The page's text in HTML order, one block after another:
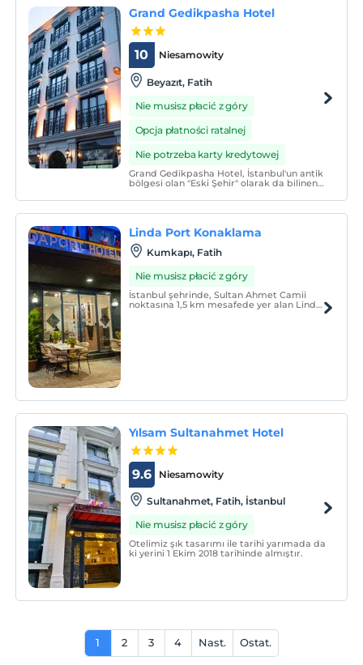
Grand Gedikpasha Hotel
Niesamowity
10
Beyazıt, Fatih
Nie musisz płacić z góry
Opcja płatności ratalnej
Nie potrzeba karty kredytowej
Grand Gedikpasha Hotel, İstanbul'un antik
bölgesi olan "Eski Şehir" olarak da bilinen
mimarisiyle eskinin dokusunu yeninin
konforuyla harmanlayan, misafirlerine
bir oteldir.
Linda Port Konaklama
Kumkapı, Fatih
Nie musisz płacić z góry
İstanbul şehrinde, Sultan Ahmet Camii
noktasına 1,5 km mesafede yer alan Linda
Yılsam Sultanahmet Hotel
Niesamowity
9.6
Sultanahmet, Fatih, İstanbul
Nie musisz płacić z góry
Otelimiz şık tasarımı ile tarihi yarımada da
ki yerini 1 Ekim 2018 tarihinde almıştır.
1 2 3 4 Nast. Ostat.